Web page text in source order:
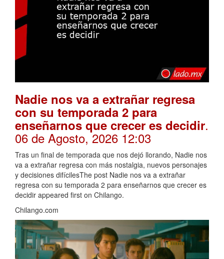
Nadie nos va a extrañar regresa
con su temporada 2 para
enseñarnos que crecer es decidir.
06 de Agosto, 2026 12:03
Tras un final de temporada que nos dejó llorando, Nadie nos
va a extrañar regresa con más nostalgia, nuevos personajes
y decisiones difícilesThe post Nadie nos va a extrañar
regresa con su temporada 2 para enseñarnos que crecer es
decidir appeared first on Chilango.
Chilango.com